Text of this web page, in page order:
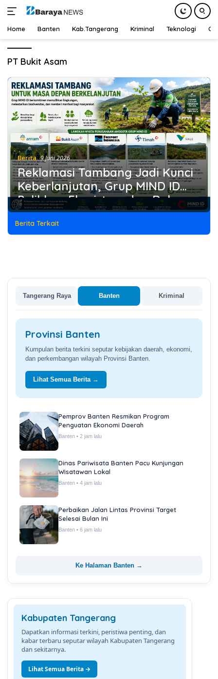
konten
Home Banten Kab.Tangerang Kriminal Teknologi
PT Bukit Asam
Berita 9 Juni 2026
Reklamasi Tambang Jadi Kunci
Keberlanjutan, Grup MIND ID
Pulihkan Ekosistem dan Dukung
Ekonomi Hijau
Berita Terkait
Tangerang Raya Banten Kriminal
Provinsi Banten
Kumpulan berita terkini seputar kebijakan daerah, ekonomi,
dan perkembangan wilayah Provinsi Banten.
Lihat Semua Berita →
Pemprov Banten Resmikan Program
Penguatan Ekonomi Daerah
Banten • 2 jam lalu
Dinas Pariwisata Banten Pacu Kunjungan
Wisatawan Lokal
Banten • 4 jam lalu
Perbaikan Jalan Lintas Provinsi Target
Selesai Bulan Ini
Banten • 6 jam lalu
Ke Halaman Banten →
Kabupaten Tangerang
Dapatkan informasi terkini, peristiwa penting, dan
kabar terbaru seputar wilayah Kabupaten Tangerang
dan sekitarnya.
Lihat Semua Berita →